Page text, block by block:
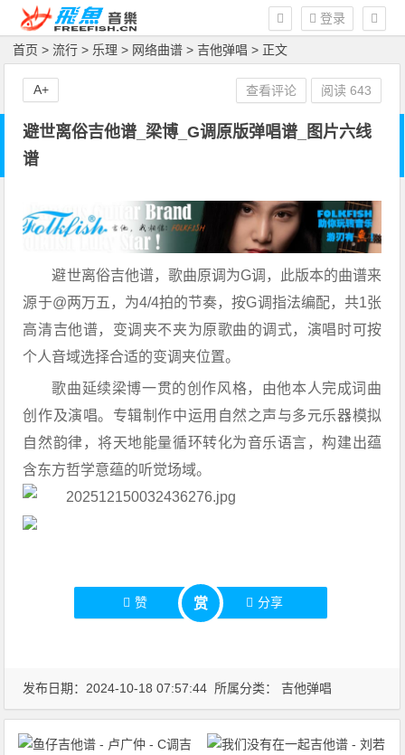
登录
首页 >流行 > 乐理 > 网络曲谱 > 吉他弹唱 > 正文
避世离俗吉他谱_梁博_G调原版弹唱谱_图片六线
谱
避世离俗吉他谱，歌曲原调为G调，此版本的曲谱来
源于@两万五，为4/4拍的节奏，按G调指法编配，共1张
高清吉他谱，变调夹不夹为原歌曲的调式，演唱时可按
个人音域选择合适的变调夹位置。
歌曲延续梁博一贯的创作风格，由他本人完成词曲
创作及演唱。专辑制作中运用自然之声与多元乐器模拟
自然韵律，将天地能量循环转化为音乐语言，构建出蕴
含东方哲学意蕴的听觉场域。
赞 赏 分享
查看评论 阅读643
A+
发布日期：2024-10-18 07:57:44 所属分类： 吉他弹唱